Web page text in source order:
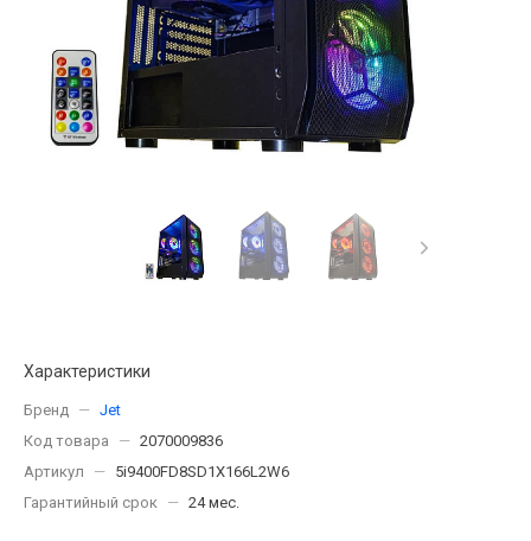
Характеристики
Бренд — Jet
Код товара
— 2070009836
Артикул
— 5i9400FD8SD1X166L2W6
Гарантийный срок
— 24 мес.